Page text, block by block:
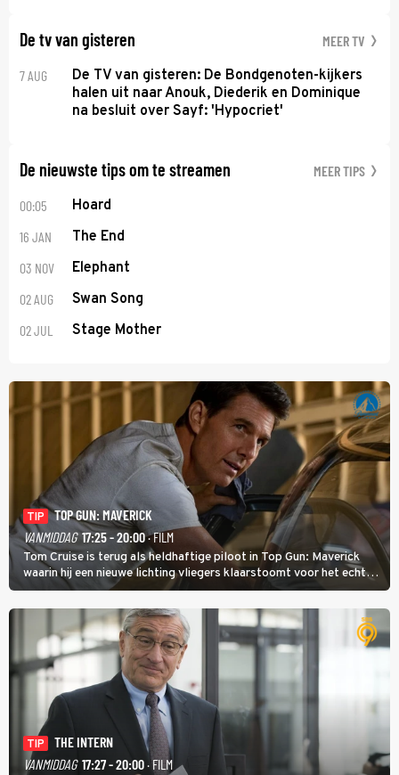
De tv van gisteren MEER TV
7 AUG
De TV van gisteren: De Bondgenoten-kijkers
halen uit naar Anouk, Diederik en Dominique
na besluit over Sayf: 'Hypocriet'
De nieuwste tips om te streamen MEER TIPS
00:05 Hoard
16 JAN The End
03 NOV Elephant
02 AUG Swan Song
02 JUL Stage Mother
TIP
TOP GUN: MAVERICK
VANMIDDAG 17:25 - 20:00· FILM
Tom Cruise is terug als heldhaftige piloot in Top Gun: Maverick
waarin hij een nieuwe lichting vliegers klaarstoomt voor het echte
werk.
TIP
THE INTERN
VANMIDDAG 17:27 - 20:00· FILM